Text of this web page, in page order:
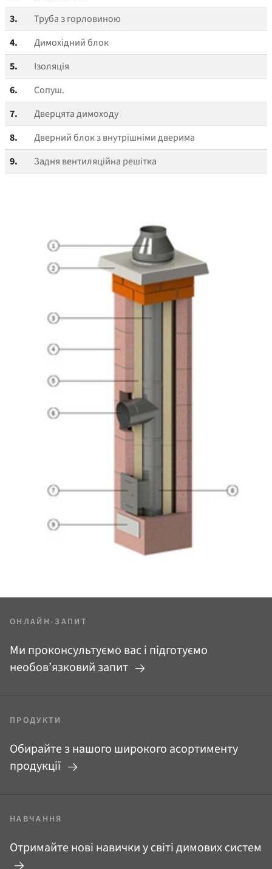
3.
Труба з горловиною
4.
Димохідний блок
5.
Ізоляція
6.
Сопуш.
7.
Дверцята димоходу
8.
Дверний блок з внутрішніми дверима
9.
Задня вентиляційна решітка
ОНЛАЙН-ЗАПИТ
Ми проконсультуємо вас і підготуємо
необов’язковий запит
ПРОДУКТИ
Обирайте з нашого широкого асортименту
продукції
НАВЧАННЯ
Отримайте нові навички у світі димових систем